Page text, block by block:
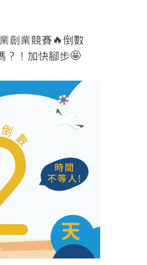
創業競賽🔥倒數
？！加快腳步🤩